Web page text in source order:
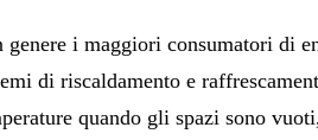
i maggiori consumatori di
di riscaldamento e
quando gli spazi sono